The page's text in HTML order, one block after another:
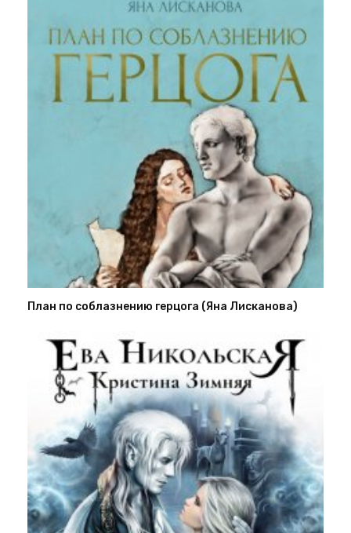
План по соблазнению герцога (Яна Лисканова)